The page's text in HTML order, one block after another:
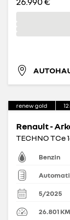
renew gold 12
Renault -
Benzin
5/2025
26.801 KM